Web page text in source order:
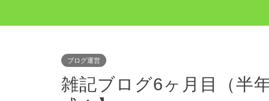
ブログ運営
雑記ブログ6ヶ月目（半